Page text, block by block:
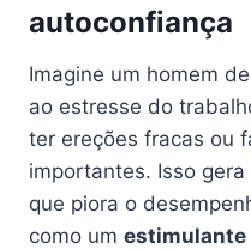
autoconfiança
Imagine um homem
ao estresse do
ter ereções fracas ou
importantes. Isso
que piora o
como um estimulante